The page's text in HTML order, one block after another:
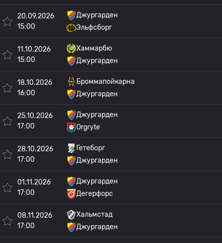
20.09.2026
15:00
Джургарден
Эльфсборг
11.10.2026
15:00
Хаммарбю
Джургарден
18.10.2026
16:00
Броммапойкарна
Джургарден
25.10.2026
17:00
Джургарден
Orgryte
28.10.2026
17:00
Гетеборг
Джургарден
01.11.2026
17:00
Джургарден
Дегерфорс
08.11.2026
17:00
Хальмстад
Джургарден